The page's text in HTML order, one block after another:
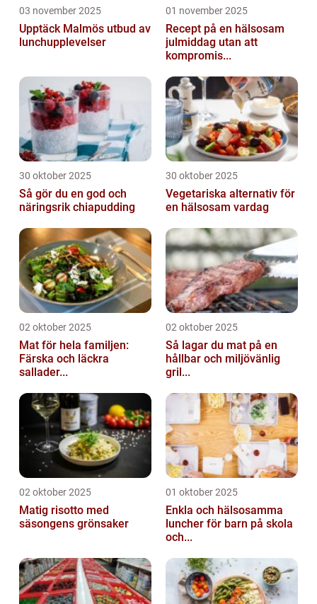
03 november 2025
Upptäck Malmös utbud av
lunchupplevelser
01 november 2025
Recept på en hälsosam
julmiddag utan att
kompromis...
30 oktober 2025
Så gör du en god och
näringsrik chiapudding
30 oktober 2025
Vegetariska alternativ för
en hälsosam vardag
02 oktober 2025
Mat för hela familjen:
Färska och läckra
sallader...
02 oktober 2025
Så lagar du mat på en
hållbar och miljövänlig
gril...
02 oktober 2025
Matig risotto med
säsongens grönsaker
01 oktober 2025
Enkla och hälsosamma
luncher för barn på skola
och...